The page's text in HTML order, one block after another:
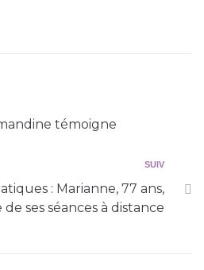
témoigne
SUIV
: Marianne, 77 ans,
ses séances à distance